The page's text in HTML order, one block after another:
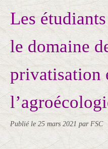
Les
le domaine
privatisation
Publié le 25 mars 2021 par FSC